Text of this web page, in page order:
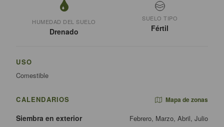
HUMEDAD DEL SUELO
Drenado
SUELO TIPO
Fértil
USO
Comestible
CALENDARIOS Mapa de zonas
Siembra en exterior Febrero, Marzo, Abril, Julio